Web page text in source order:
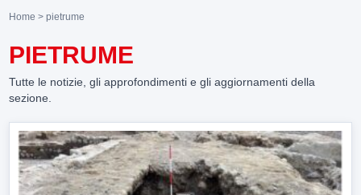
Home > pietrume
PIETRUME
Tutte le notizie, gli approfondimenti e gli aggiornamenti della
sezione.